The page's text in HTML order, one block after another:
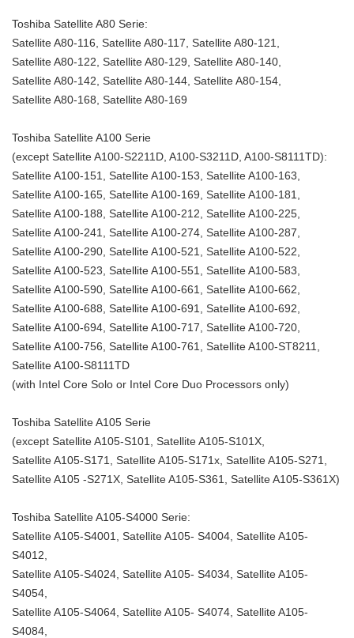
Toshiba Satellite A80 Serie:
Satellite A80-116, Satellite A80-117, Satellite A80-121,
Satellite A80-122, Satellite A80-129, Satellite A80-140,
Satellite A80-142, Satellite A80-144, Satellite A80-154,
Satellite A80-168, Satellite A80-169
Toshiba Satellite A100 Serie
(except Satellite A100-S2211D, A100-S3211D, A100-S8111TD):
Satellite A100-151, Satellite A100-153, Satellite A100-163,
Satellite A100-165, Satellite A100-169, Satellite A100-181,
Satellite A100-188, Satellite A100-212, Satellite A100-225,
Satellite A100-241, Satellite A100-274, Satellite A100-287,
Satellite A100-290, Satellite A100-521, Satellite A100-522,
Satellite A100-523, Satellite A100-551, Satellite A100-583,
Satellite A100-590, Satellite A100-661, Satellite A100-662,
Satellite A100-688, Satellite A100-691, Satellite A100-692,
Satellite A100-694, Satellite A100-717, Satellite A100-720,
Satellite A100-756, Satellite A100-761, Satellite A100-ST8211,
Satellite A100-S8111TD
(with Intel Core Solo or Intel Core Duo Processors only)
Toshiba Satellite A105 Serie
(except Satellite A105-S101, Satellite A105-S101X,
Satellite A105-S171, Satellite A105-S171x, Satellite A105-S271,
Satellite A105 -S271X, Satellite A105-S361, Satellite A105-S361X)
Toshiba Satellite A105-S4000 Serie:
Satellite A105-S4001, Satellite A105- S4004, Satellite A105-
S4012,
Satellite A105-S4024, Satellite A105- S4034, Satellite A105-
S4054,
Satellite A105-S4064, Satellite A105- S4074, Satellite A105-
S4084,